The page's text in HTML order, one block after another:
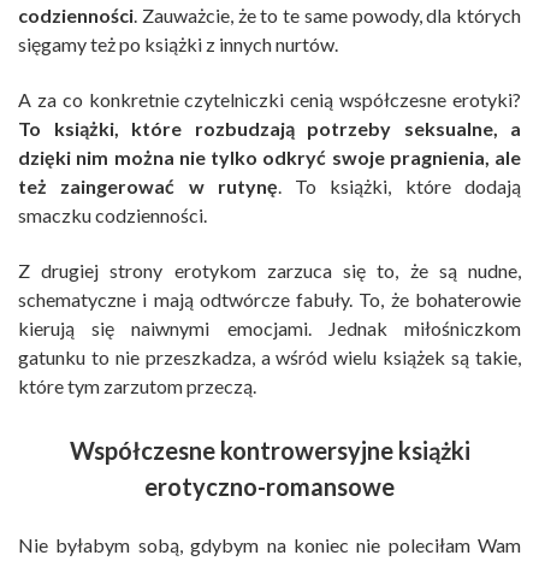
codzienności. Zauważcie, że to te same powody, dla których
sięgamy też po książki z innych nurtów.
A za co konkretnie czytelniczki cenią współczesne erotyki?
To książki, które rozbudzają potrzeby seksualne, a
dzięki nim można nie tylko odkryć swoje pragnienia, ale
też zaingerować w rutynę. To książki, które dodają
smaczku codzienności.
Z drugiej strony erotykom zarzuca się to, że są nudne,
schematyczne i mają odtwórcze fabuły. To, że bohaterowie
kierują się naiwnymi emocjami. Jednak miłośniczkom
gatunku to nie przeszkadza, a wśród wielu książek są takie,
które tym zarzutom przeczą.
Współczesne kontrowersyjne książki
erotyczno-romansowe
Nie byłabym sobą, gdybym na koniec nie poleciłam Wam